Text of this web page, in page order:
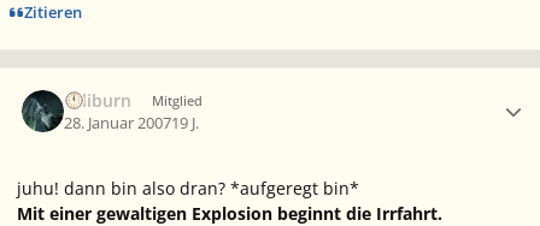
Zitieren
caliburn Mitglied
28. Januar 200719 J.
juhu! dann bin also dran? *aufgeregt bin*
Mit einer gewaltigen Explosion beginnt die Irrfahrt.